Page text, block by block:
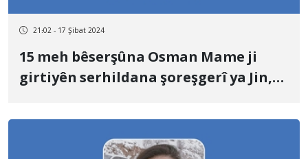
21:02 - 17 Şibat 2024
15 meh bêserşûna Osman Mame ji
girtiyên serhildana şoreşgerî ya Jin,